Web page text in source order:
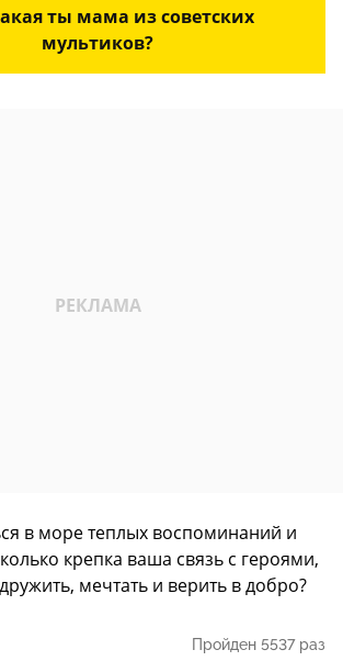
ты мама из советских
мультиков?
в море теплых воспоминаний и
крепка ваша связь с героями,
мечтать и верить в добро?
Пройден 5537 раз